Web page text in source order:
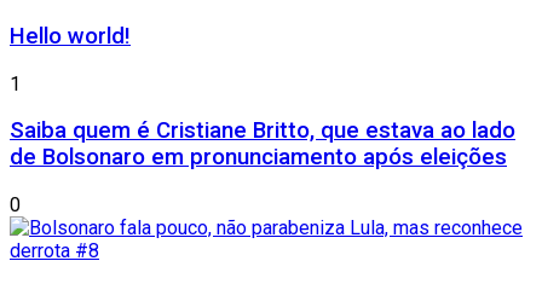
Hello world!
1
Saiba quem é Cristiane Britto, que estava ao lado
de Bolsonaro em pronunciamento após eleições
0